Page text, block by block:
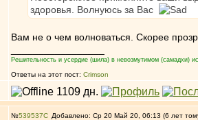
здоровья. Волнуюсь за Вас
Вам не о чем волноваться. Скорее
Решительность и усердие (шила) в невозмутимом (самадхи)
Ответы на этот пост: Crimson
№539537 Добавлено: Ср 20 Май 20, 06:13 (6 лет